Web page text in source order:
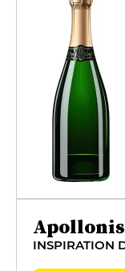
Apollonis
INSPIRATION